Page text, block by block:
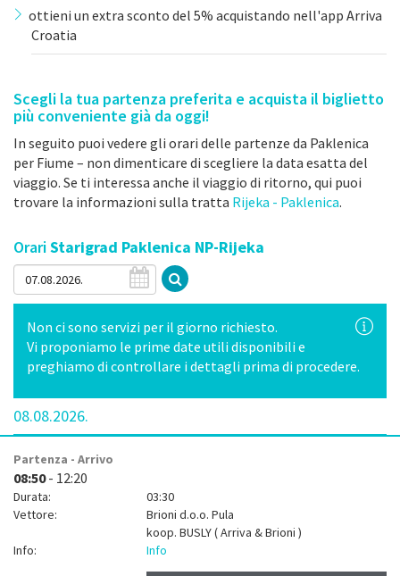
ottieni un extra sconto del 5% acquistando nell'app Arriva
Croatia
Scegli la tua partenza preferita e acquista il biglietto
più conveniente già da oggi!
In seguito puoi vedere gli orari delle partenze da Paklenica
per Fiume – non dimenticare di scegliere la data esatta del
viaggio. Se ti interessa anche il viaggio di ritorno, qui puoi
trovare la informazioni sulla tratta Rijeka - Paklenica.
OrariStarigrad Paklenica NP-Rijeka
Non ci sono servizi per il giorno richiesto.
Vi proponiamo le prime date utili disponibili e
preghiamo di controllare i dettagli prima di procedere.
08.08.2026.
Partenza - Arrivo
08:50- 12:20
Durata:
03:30
Vettore:
Brioni d.o.o. Pula
koop. BUSLY ( Arriva & Brioni )
Info:
Info